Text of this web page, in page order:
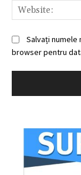
Salvați numele
browser pentru